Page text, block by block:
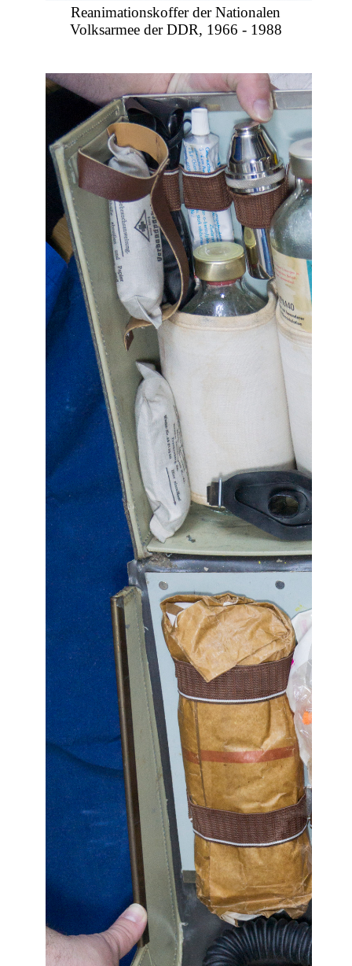
Reanimationskoffer der Nationalen
Volksarmee der DDR, 1966 - 1988